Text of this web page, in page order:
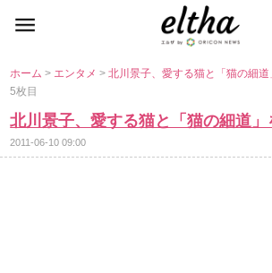
ホーム> エンタメ>北川景子、愛する猫と「猫の細
5枚目
北川景子、愛する猫と「猫の細道」
2011-06-10 09:00